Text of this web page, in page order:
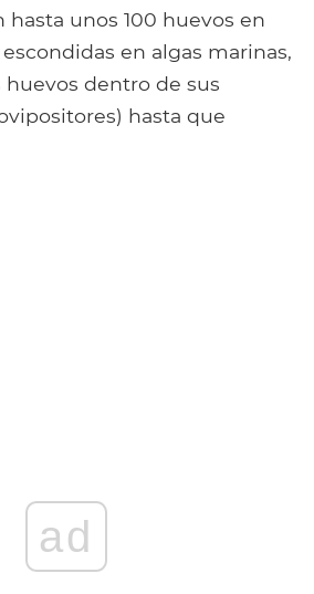
unos 100 huevos en
en algas marinas,
dentro de sus
hasta que
ad